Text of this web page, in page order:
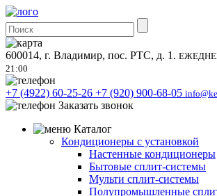
600014, г. Владимир, пос. РТС, д. 1.
21:00
+7 (4922) 60-25-26 +7 (920) 900-68-05
Заказать звонок
Каталог
Кондиционеры с установкой
Настенные кондиционеры
Бытовые сплит-системы
Мульти сплит-системы
Полупромышленные